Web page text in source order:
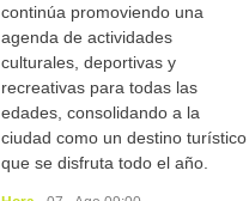
continúa promoviendo una
agenda de actividades
culturales, deportivas y
recreativas para todas las
edades, consolidando a la
ciudad como un destino turístico
que se disfruta todo el año.